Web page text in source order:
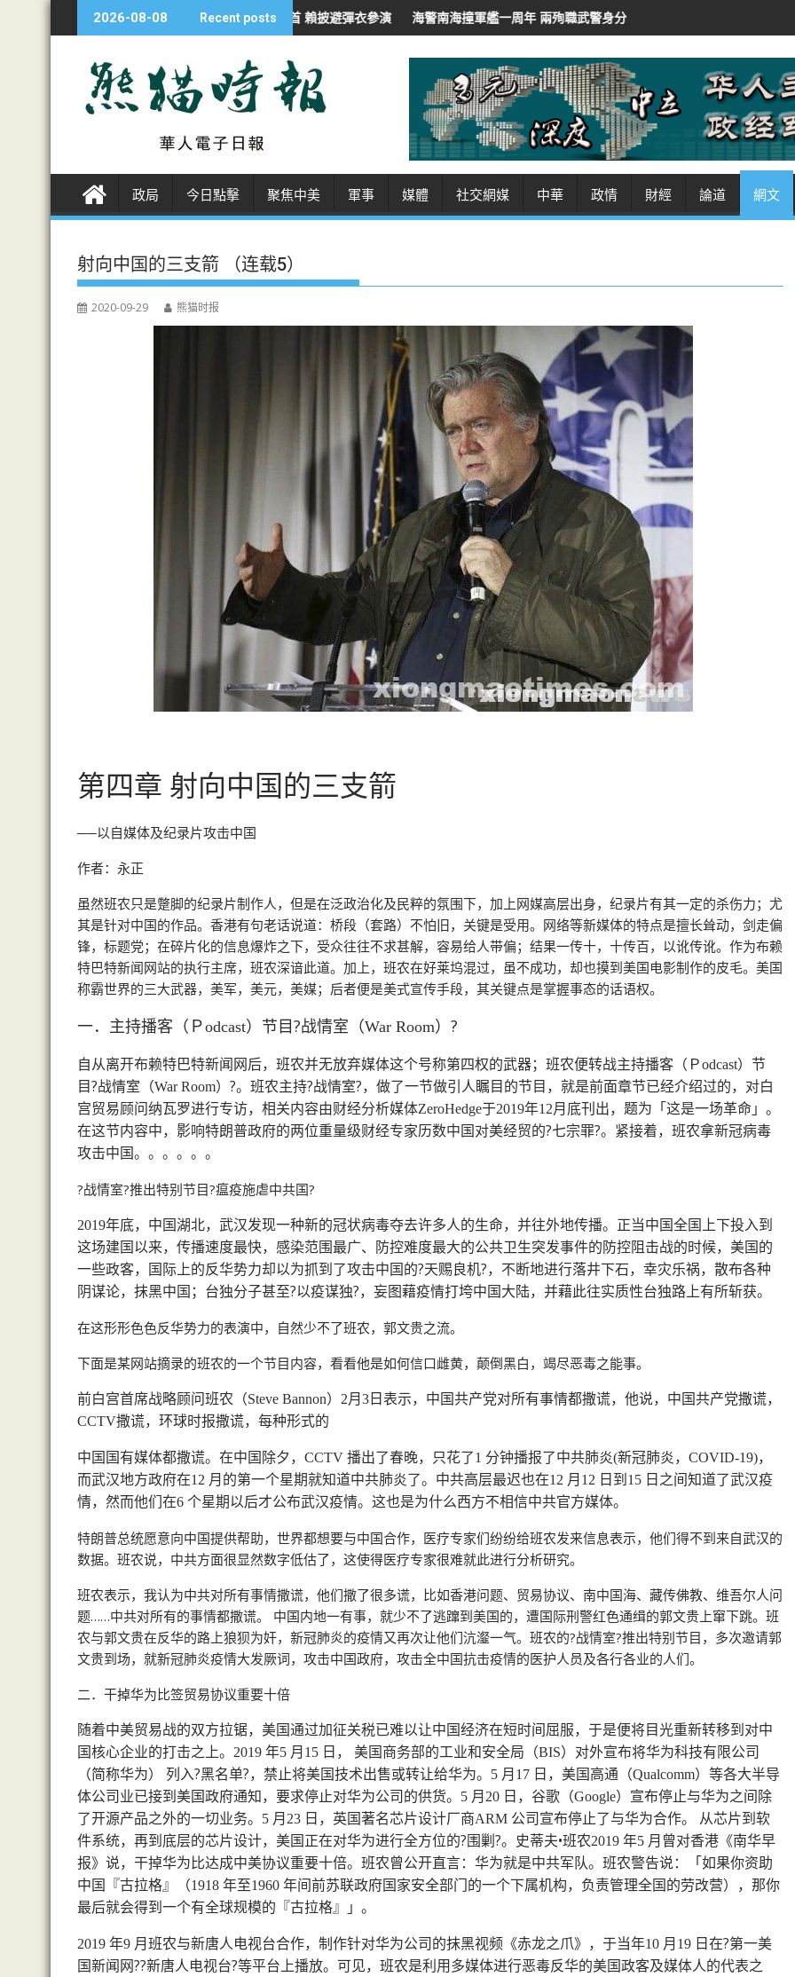
k
e
2026-08-08 Recent posts
漢光夜練防斬首 賴披避彈衣參演 海警南海撞軍艦一周年 兩殉職武警身分曝光 伊朗總統稱「非常難」聯絡最高領袖
政局 今日點擊 聚焦中美 軍事 媒體 社交網媒 中華 政情 財經 論道 網文
射向中国的三支箭 （连载5）
2020-09-29 熊猫时报
第四章 射向中国的三支箭
──以自媒体及纪录片攻击中国
作者：永正
虽然班农只是蹩脚的纪录片制作人，但是在泛政治化及民粹的氛围下，加上网媒高层出身，纪录片有其一定的杀伤力；尤
其是针对中国的作品。香港有句老话说道：桥段（套路）不怕旧，关键是受用。网络等新媒体的特点是擅长耸动，剑走偏
锋，标题党；在碎片化的信息爆炸之下，受众往往不求甚解，容易给人带偏；结果一传十，十传百，以讹传讹。作为布赖
特巴特新闻网站的执行主席，班农深谙此道。加上，班农在好莱坞混过，虽不成功，却也摸到美国电影制作的皮毛。美国
称霸世界的三大武器，美军，美元，美媒；后者便是美式宣传手段，其关键点是掌握事态的话语权。
一．主持播客（Ｐodcast）节目?战情室（War Room）?
自从离开布赖特巴特新闻网后，班农并无放弃媒体这个号称第四权的武器；班农便转战主持播客（Ｐodcast）节
目?战情室（War Room）?。班农主持?战情室?，做了一节做引人瞩目的节目，就是前面章节已经介绍过的，对白
宫贸易顾问纳瓦罗进行专访，相关内容由财经分析媒体ZeroHedge于2019年12月底刊出，题为「这是一场革命」。
在这节内容中，影响特朗普政府的两位重量级财经专家历数中国对美经贸的?七宗罪?。紧接着，班农拿新冠病毒
攻击中国。。。。。。
?战情室?推出特别节目?瘟疫施虐中共国?
2019年底，中国湖北，武汉发现一种新的冠状病毒夺去许多人的生命，并往外地传播。正当中国全国上下投入到
这场建国以来，传播速度最快，感染范围最广、防控难度最大的公共卫生突发事件的防控阻击战的时候，美国的
一些政客，国际上的反华势力却以为抓到了攻击中国的?天赐良机?，不断地进行落井下石，幸灾乐祸，散布各种
阴谋论，抹黑中国；台独分子甚至?以疫谋独?，妄图藉疫情打垮中国大陆，并藉此往实质性台独路上有所斩获。
在这形形色色反华势力的表演中，自然少不了班农，郭文贵之流。
下面是某网站摘录的班农的一个节目内容，看看他是如何信口雌黄，颠倒黑白，竭尽恶毒之能事。
前白宫首席战略顾问班农（Steve Bannon） 2月3日表示，中国共产党对所有事情都撒谎，他说，中国共产党撒谎，
CCTV撒谎，环球时报撒谎，每种形式的
中国国有媒体都撒谎。在中国除夕， CCTV 播出了春晚，只花了1 分钟播报了中共肺炎(新冠肺炎， COVID-19)，
而武汉地方政府在12 月的第一个星期就知道中共肺炎了。中共高层最迟也在12 月12 日到15 日之间知道了武汉疫
情，然而他们在6 个星期以后才公布武汉疫情。这也是为什么西方不相信中共官方媒体。
特朗普总统愿意向中国提供帮助，世界都想要与中国合作，医疗专家们纷纷给班农发来信息表示，他们得不到来自武汉的
数据。班农说，中共方面很显然数字低估了，这使得医疗专家很难就此进行分析研究。
班农表示，我认为中共对所有事情撒谎，他们撒了很多谎，比如香港问题、贸易协议、南中国海、藏传佛教、维吾尔人问
题……中共对所有的事情都撒谎。 中国内地一有事，就少不了逃蹿到美国的，遭国际刑警红色通缉的郭文贵上窜下跳。班
农与郭文贵在反华的路上狼狈为奸，新冠肺炎的疫情又再次让他们沆瀣一气。班农的?战情室?推出特别节目，多次邀请郭
文贵到场，就新冠肺炎疫情大发厥词，攻击中国政府，攻击全中国抗击疫情的医护人员及各行各业的人们。
二．干掉华为比签贸易协议重要十倍
随着中美贸易战的双方拉锯，美国通过加征关税已难以让中国经济在短时间屈服，于是便将目光重新转移到对中
国核心企业的打击之上。
2019 年5 月15 日， 美国商务部的工业和安全局（BIS）对外宣布将华为科技有限公司
（简称华为） 列入?黑名单?，禁止将美国技术出售或转让给华为。
5 月17 日，美国高通（Qualcomm）等各大半导
体公司业已接到美国政府通知，要求停止对华为公司的供货。
5 月20 日，谷歌（Google）宣布停止与华为之间除
了开源产品之外的一切业务。
5 月23 日，英国著名芯片设计厂商ARM 公司宣布停止了与华为合作。 从芯片到软
件系统，再到底层的芯片设计，美国正在对华为进行全方位的?围剿?。史蒂夫•班农2019 年5 月曾对香港《南华早
报》说，干掉华为比达成中美协议重要十倍。班农曾公开直言：华为就是中共军队。班农警告说：「如果你资助
中国『古拉格』（1918 年至1960 年间前苏联政府国家安全部门的一个下属机构，负责管理全国的劳改营），那你
最后就会得到一个有全球规模的『古拉格』」。
2019 年9 月班农与新唐人电视台合作，制作针对华为公司的抹黑视频《赤龙之爪》，于当年10 月19 日在?第一美
国新闻网??新唐人电视台?等平台上播放。可见，班农是利用多媒体进行恶毒反华的美国政客及媒体人的代表之